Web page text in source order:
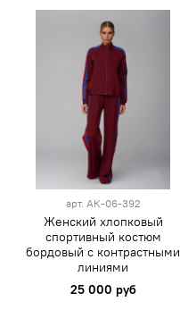
арт. АК-06-392
Женский хлопковый
спортивный костюм
бордовый с контрастными
линиями
25 000 руб